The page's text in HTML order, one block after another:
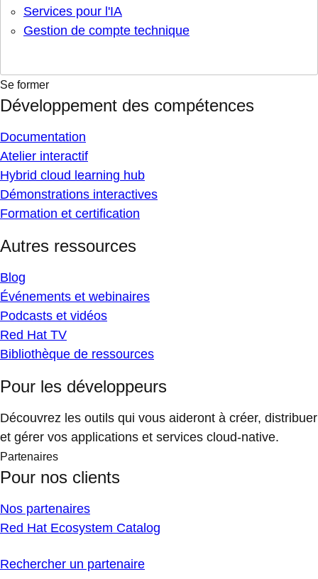
Services pour l'IA
Gestion de compte technique
Se former
Développement des compétences
Documentation
Atelier interactif
Hybrid cloud learning hub
Démonstrations interactives
Formation et certification
Autres ressources
Blog
Événements et webinaires
Podcasts et vidéos
Red Hat TV
Bibliothèque de ressources
Pour les développeurs
Découvrez les outils qui vous aideront à créer, distribuer
et gérer vos applications et services cloud-native.
Partenaires
Pour nos clients
Nos partenaires
Red Hat Ecosystem Catalog
Rechercher un partenaire